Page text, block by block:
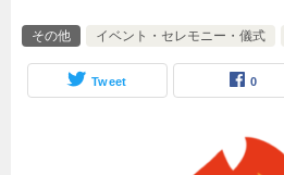
その他 イベント・セレモニー・儀式
Tweet 0